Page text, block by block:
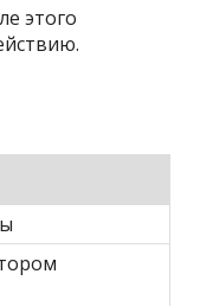
этого